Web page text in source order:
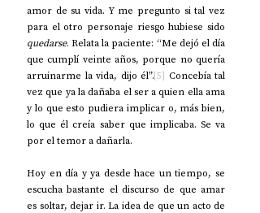
amor de su vida. Y me pregunto si tal vez
quedarse. Relata la paciente: “Me dejó el día
que cumplí veinte años, porque no quería
arruinarme la vida, dijo él”.[5] Concebía tal
vez que ya la dañaba el ser a quien ella ama
y lo que esto pudiera implicar o, más bien,
lo que él creía saber que implicaba. Se va
por el temor a dañarla.
Hoy en día y ya desde hace un tiempo, se
escucha bastante el discurso de que amar
es soltar, dejar ir. La idea de que un acto de